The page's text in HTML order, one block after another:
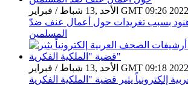
الأحد ,13 شباط / فبراير GMT 09:26 2022
بسبب تغريدات حول أعمال عنف ضدّ
المسلمين
الأحد ,13 شباط / فبراير GMT 09:18 2022